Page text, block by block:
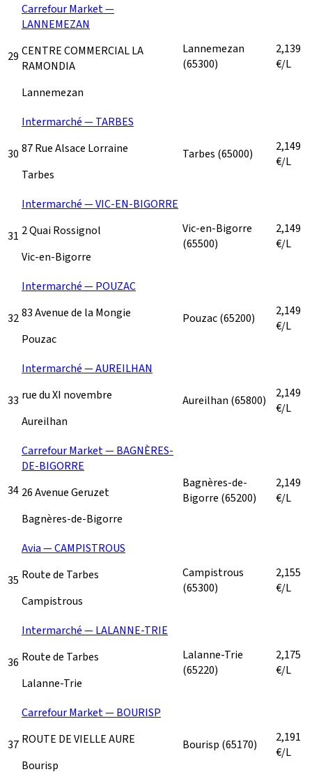
29
Carrefour Market —
LANNEMEZAN
CENTRE COMMERCIAL LA
RAMONDIA
Lannemezan
Lannemezan
(65300)
2,139
€/L
30
Intermarché — TARBES
87 Rue Alsace Lorraine
Tarbes
Tarbes (65000)
2,149
€/L
31
Intermarché — VIC-EN-BIGORRE
2 Quai Rossignol
Vic-en-Bigorre
Vic-en-Bigorre
(65500)
2,149
€/L
32
Intermarché — POUZAC
83 Avenue de la Mongie
Pouzac
Pouzac(65200)
2,149
€/L
33
Intermarché — AUREILHAN
rue du XI novembre
Aureilhan
Aureilhan (65800)
2,149
€/L
34
Carrefour Market — BAGNÈRES-
DE-BIGORRE
26 Avenue Geruzet
Bagnères-de-Bigorre
Bagnères-de-
Bigorre (65200)
2,149
€/L
35
Avia — CAMPISTROUS
Route de Tarbes
Campistrous
Campistrous
(65300)
2,155
€/L
36
Intermarché — LALANNE-TRIE
Route de Tarbes
Lalanne-Trie
Lalanne-Trie
(65220)
2,175
€/L
37
Carrefour Market — BOURISP
ROUTE DE VIELLE AURE
Bourisp
Bourisp (65170)
2,191
€/L